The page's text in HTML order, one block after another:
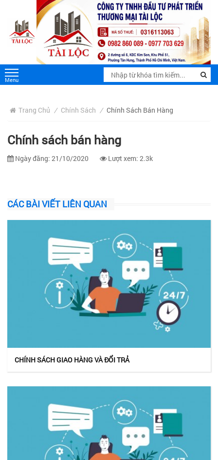
Trang Chủ / Chính Sách / Chính Sách Bán Hàng
Chính sách bán hàng
Ngày đăng: 21/10/2020 Lượt xem: 2.3k
CÁC BÀI VIẾT LIÊN QUAN
CHÍNH SÁCH GIAO HÀNG VÀ ĐỔI TRẢ